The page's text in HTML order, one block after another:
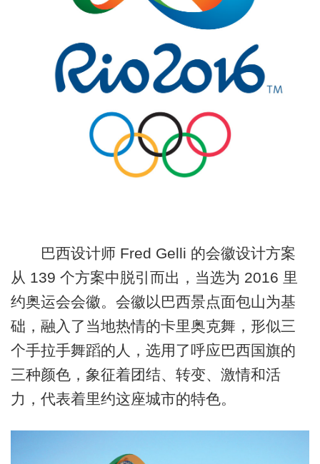
巴西设计师 Fred Gelli 的会徽设计方案
从 139 个方案中脱引而出，当选为 2016 里
约奥运会会徽。会徽以巴西景点面包山为基
础，融入了当地热情的卡里奥克舞，形似三
个手拉手舞蹈的人，选用了呼应巴西国旗的
三种颜色，象征着团结、转变、激情和活
力，代表着里约这座城市的特色。